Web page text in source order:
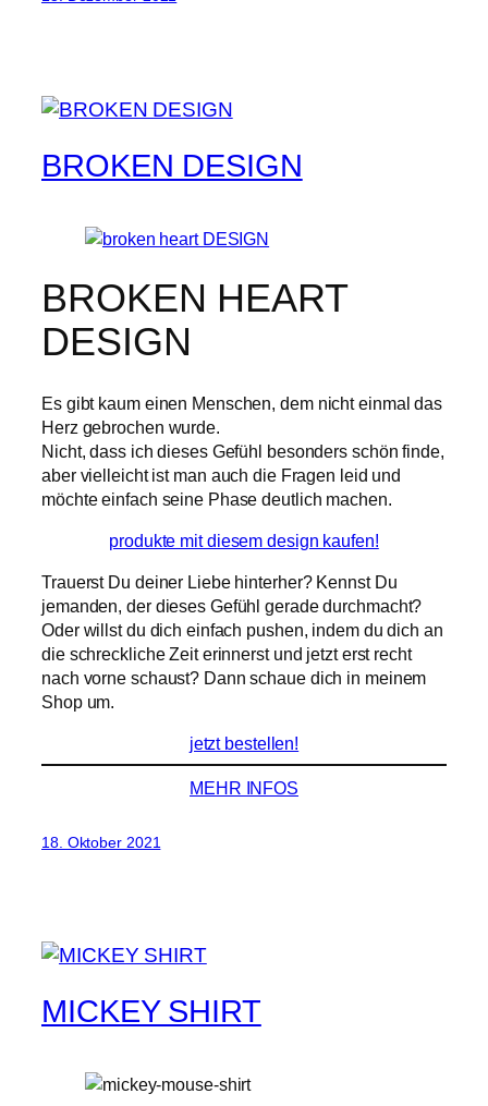
BROKEN DESIGN
BROKEN HEART
DESIGN
Es gibt kaum einen Menschen, dem nicht einmal das
Herz gebrochen wurde.
Nicht, dass ich dieses Gefühl besonders schön finde,
aber vielleicht ist man auch die Fragen leid und
möchte einfach seine Phase deutlich machen.
produkte mit diesem design kaufen!
Trauerst Du deiner Liebe hinterher? Kennst Du
jemanden, der dieses Gefühl gerade durchmacht?
Oder willst du dich einfach pushen, indem du dich an
die schreckliche Zeit erinnerst und jetzt erst recht
nach vorne schaust? Dann schaue dich in meinem
Shop um.
jetzt bestellen!
MEHR INFOS
18. Oktober 2021
MICKEY SHIRT